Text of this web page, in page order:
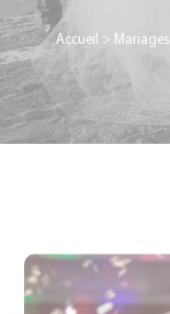
Accueil > Mariages